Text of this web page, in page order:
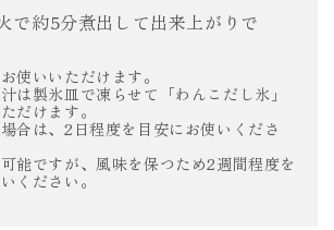
で約5分煮出して出来上がりで
使いいただけます。
は製氷皿で凍らせて「わんこだし氷」
だけます。
合は、2日程度を目安にお使いくださ
能ですが、風味を保つため2週間程度を
ください。